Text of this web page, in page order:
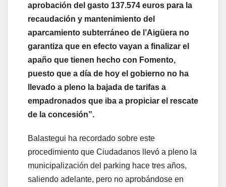
aprobación del gasto 137.574 euros para la
recaudación y mantenimiento del
aparcamiento subterráneo de l’Aigüera no
garantiza que en efecto vayan a finalizar el
apaño que tienen hecho con Fomento,
puesto que a día de hoy el gobierno no ha
llevado a pleno la bajada de tarifas a
empadronados que iba a propiciar el rescate
de la concesión”.
Balastegui ha recordado sobre este
procedimiento que Ciudadanos llevó a pleno la
municipalización del parking hace tres años,
saliendo adelante, pero no aprobándose en